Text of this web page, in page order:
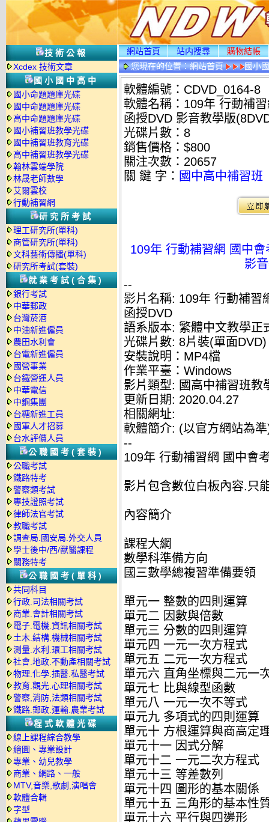
技術公報
Xcdex 技術文章
國小國中高中
國小命題題庫光碟
國中命題題庫光碟
高中命題題庫光碟
國小補習班教學光碟
國中補習班教育光碟
高中補習班教學光碟
翰林雲端學院
林晟老師數學
艾爾雲校
行動補習網
研究所考試
理工研究所(單科)
商管研究所(單科)
文科藝術傳播(單科)
研究所考試(套裝)
就業考試(合集)
銀行考試
中華郵政
台灣菸酒
中油新進僱員
農田水利會
台電新進僱員
國營事業
台鐵營運人員
中華電信
中鋼集團
台糖新進工員
國軍人才招募
台水評價人員
公職國考(套裝)
公職考試
鐵路特考
警察類考試
專技證照考試
律師法官考試
教職考試
調查局.國安局.外交人員
學士後中/西/獸醫課程
關務特考
公職國考(單科)
共同科目
行政.司法相關考試
商業.會計相關考試
電子.電機.資訊相關考試
土木.結構.機械相關考試
測量.水利.環工相關考試
社會.地政.不動產相關考試
物理.化學.插醫.私醫考試
教育.觀光.心理相關考試
警察,消防,法類相關考試
鐵路.郵政.運輸.農業考試
程式軟體光碟
線上課程綜合教學
繪圖、專業設計
專業、幼兒教學
商業、網路、一般
MTV,音樂,歌劇,演唱會
軟體合輯
字型
網站首頁 站内搜尋
購物結帳
您現在的位置：網站首頁 國小
軟體編號：CDVD_0164-8
軟體名稱：109年 行動補
函授DVD 影音教學版
光碟片數：8
銷售價格：$800
關注次數： 20657
關 鍵 字： 國中高中補習班
109年 行動補習網 國中
影
--
影片名稱: 109年 行動補習
函授DVD
語系版本: 繁體中文教學正
光碟片數: 8片裝(單面DVD)
安裝說明：MP4檔
作業平臺：Windows
影片類型: 國高中補習班教
更新日期: 2020.04.27
相關網址:
軟體簡介: (以官方網站為
--
109年 行動補習網 國中會
影片包含數位白板內容.只
內容簡介
課程大綱
數學科準備方向
國三數學總複習準備要領
單元一 整數的四則運算
單元二 因數與倍數
單元三 分數的四則運算
單元四 一元一次方程式
單元五 二元一次方程式
單元六 直角坐標與二元一
單元七 比與線型函數
單元八 一元一次不等式
單元九 多項式的四則運算
單元十 方根運算與商高定
單元十一 因式分解
單元十二 一元二次方程式
單元十三 等差數列
單元十四 圖形的基本關係
單元十五 三角形的基本性
單元十六 平行與四邊形